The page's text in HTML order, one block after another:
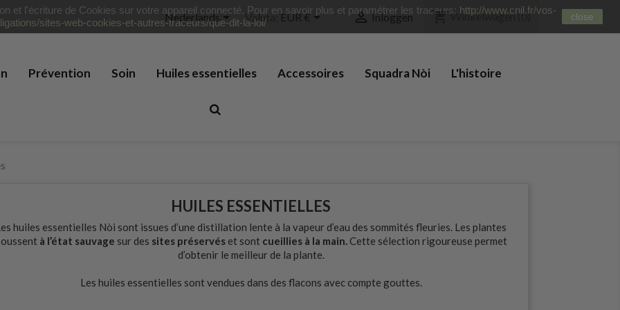
Nederlands Valuta: EUR €  Inloggen shopping_cart Winkelwagen (0)
Prévention Soin Huiles essentielles Accessoires Squadra Nòi L'histoire
HUILES ESSENTIELLES
huiles essentielles Nòi sont issues d’une distillation lente à la vapeur d’eau des sommités fleuries. Les plantes
à l’état sauvage sur des sites préservéset sont cueillies à la main.Cette sélection rigoureuse permet
d’obtenir le meilleur de la plante.
Les huiles essentielles sont vendues dans des flacons avec compte gouttes.
et l'écriture de Cookies sur votre appareil connecté. Pour en savoir plus et paramétrer les traceurs: http://www.cnil.fr/vos-
sites-web-cookies-et-autres-traceurs/que-dit-la-loi/
close